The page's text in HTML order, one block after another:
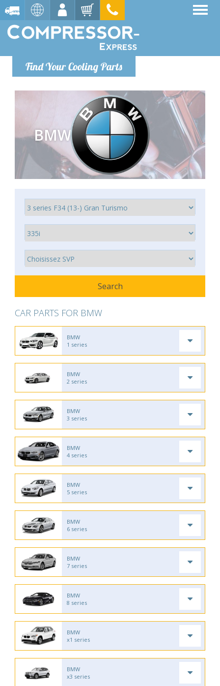
Find Your Cooling Parts
BMW
CAR PARTS FOR BMW
BMW
1 series
BMW
2 series
BMW
3 series
BMW
4 series
BMW
5 series
BMW
6 series
BMW
7 series
BMW
8 series
BMW
x1 series
BMW
x3 series